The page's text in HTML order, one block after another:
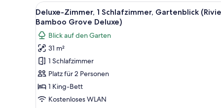
Alle
Fotos
für
Deluxe-
Zimmer,
Schlafzimmer,
Gartenblick
(Riviera
Ein Balkon mit Korbmöbeln
3
Deluxe-Zimmer, 1 Schlafzimmer, Gartenblick
Bamboo Grove Deluxe)
Blick auf den Garten
31 m²
1 Schlafzimmer
Platz für 2 Personen
1 King-Bett
Kostenloses WLAN